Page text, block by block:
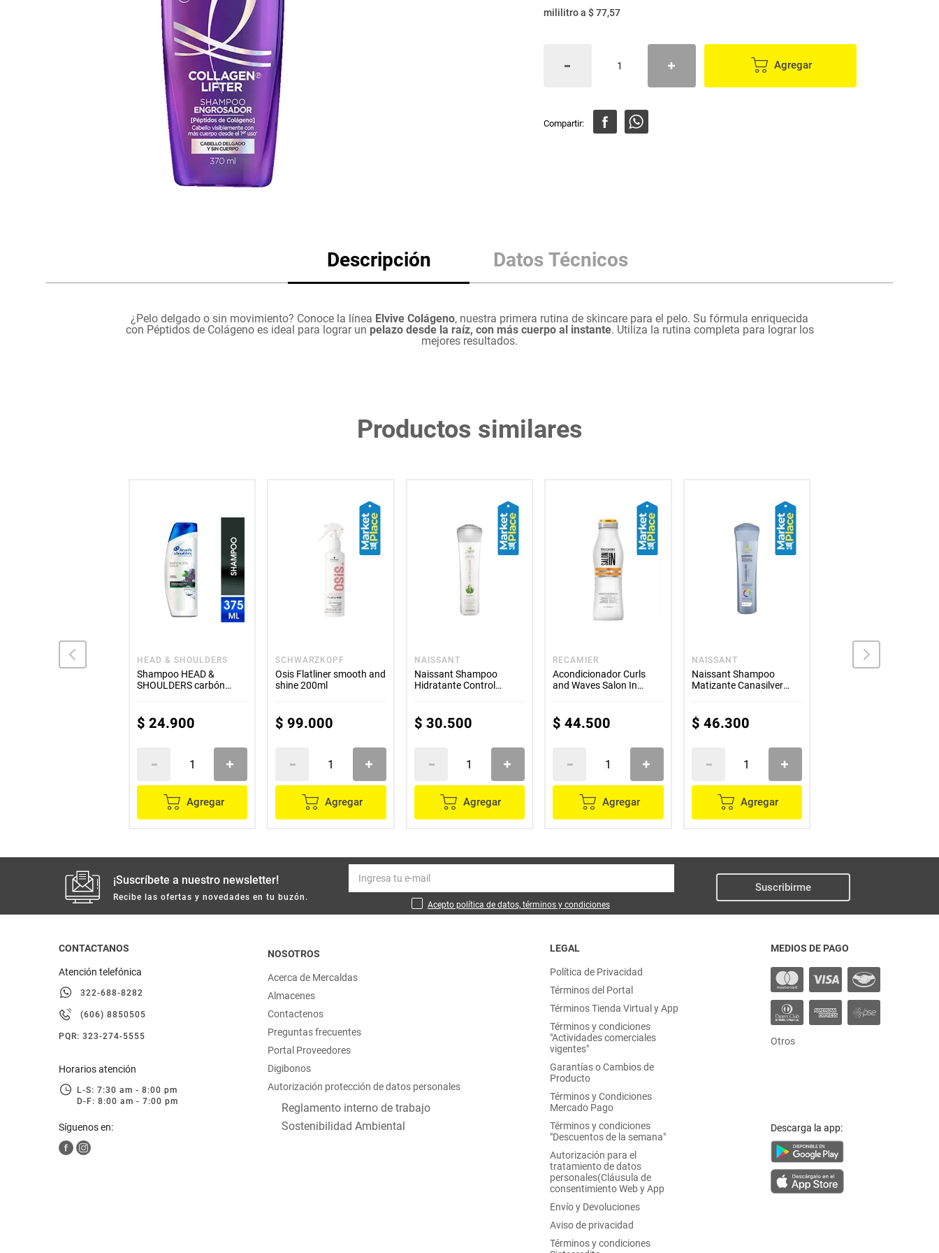
lácteos y refrigerados
otros
mililitroa $ 77,57
Agregar
Descripción Datos Técnicos
¿Pelo delgado o sin movimiento? Conoce la línea Elvive Colágeno, nuestra primera rutina de skincare para el pelo. Su fórmula enriquecida
con Péptidos de Colágeno es ideal para lograr un pelazo desde la raíz, con más cuerpo al instante. Utiliza la rutina completa para lograr los
mejores resultados.
Productos similares
HEAD & SHOULDERS
Shampoo HEAD &
SHOULDERS carbón
$ 24.900
Agregar
SCHWARZKOPF
Osis Flatliner smooth and
shine 200ml
$ 99.000
Agregar
NAISSANT
Naissant Shampoo
Hidratante Control
$ 30.500
Agregar
RECAMIER
Acondicionador Curls
and Waves Salon In
$ 44.500
Agregar
NAISSANT
Naissant Shampoo
Matizante Canasilver
$ 46.300
Agregar
NAISSANT
¡Suscríbete a nuestro newsletter!
Recibe las ofertas y novedades en tu buzón.
Acepto política de datos, términos y condiciones
Suscribirme
CONTACTANOS
Atención telefónica
322-688-8282
(606) 8850505
PQR: 323-274-5555
Horarios atención
L-S: 7:30 am - 8:00 pm
D-F: 8:00 am - 7:00 pm
Síguenos en:
NOSOTROS
Acerca de Mercaldas
Almacenes
Contactenos
Preguntas frecuentes
Portal Proveedores
Digibonos
Autorización protección de datos personales
Reglamento interno de trabajo
Sostenibilidad Ambiental
LEGAL
Política de Privacidad
Términos del Portal
Términos Tienda Virtual y App
Términos y condiciones
"Actividades comerciales
vigentes"
Garantías o Cambios de
Producto
Términos y Condiciones
Mercado Pago
Términos y condiciones
"Descuentos de la semana"
Autorización para el
tratamiento de datos
personales(Cláusula de
consentimiento Web y App
Envío y Devoluciones
Aviso de privacidad
Términos y condiciones
MEDIOS DE PAGO
Otros
Descarga la app:
Mantequilla